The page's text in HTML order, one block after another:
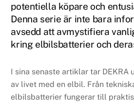
potentiella köpare och
Denna serie är inte bara
avsedd att avmystifiera
kring elbilsbatterier och
I sina senaste artiklar tar DEKRA
av livet med en elbil. Från
elbilsbatterier fungerar till